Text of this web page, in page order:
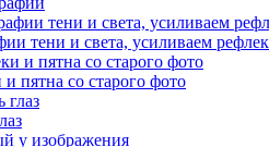
тени и света, усиливаем
пятна со старого фото